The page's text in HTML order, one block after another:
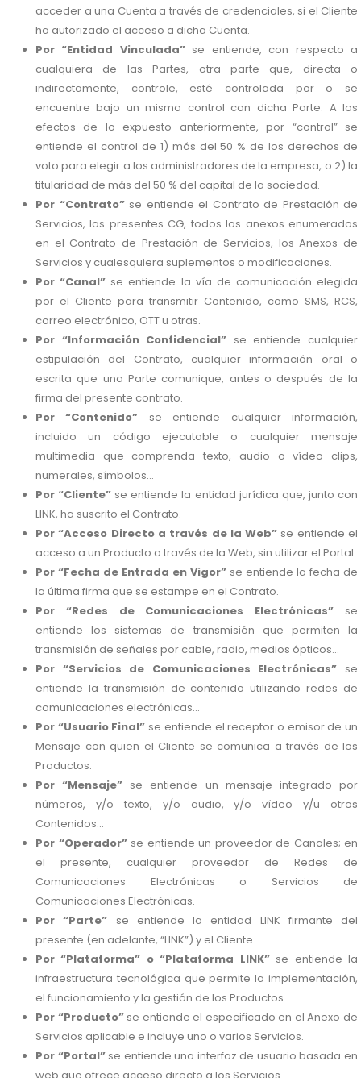
acceder a una Cuenta a través de credenciales, si el Cliente
ha autorizado el acceso a dicha Cuenta.
Por “Entidad Vinculada”se entiende, con respecto a
cualquiera de las Partes, otra parte que, directa o
indirectamente, controle, esté controlada por o se
encuentre bajo un mismo control con dicha Parte. A los
efectos de lo expuesto anteriormente, por “control” se
entiende el control de 1) más del 50 % de los derechos de
voto para elegir a los administradores de la empresa, o 2) la
titularidad de más del 50 % del capital de la sociedad.
Por “Contrato”se entiende el Contrato de Prestación de
Servicios, las presentes CG, todos los anexos enumerados
en el Contrato de Prestación de Servicios, los Anexos de
Servicios y cualesquiera suplementos o modificaciones.
Por “Canal” se entiende la vía de comunicación elegida
por el Cliente para transmitir Contenido, como SMS, RCS,
correo electrónico, OTT u otras.
Por “Información Confidencial” se entiende cualquier
estipulación del Contrato, cualquier información oral o
escrita que una Parte comunique, antes o después de la
firma del presente contrato.
Por “Contenido” se entiende cualquier información,
incluido un código ejecutable o cualquier mensaje
multimedia que comprenda texto, audio o vídeo clips,
numerales, símbolos...
Por “Cliente” se entiende la entidad jurídica que, junto con
LINK, ha suscrito el Contrato.
Por “Acceso Directo a través de la Web” se entiende el
acceso a un Producto a través de la Web, sin utilizar el Portal.
Por “Fecha de Entrada en Vigor” se entiende la fecha de
la última firma que se estampe en el Contrato.
Por “Redes de Comunicaciones Electrónicas” se
entiende los sistemas de transmisión que permiten la
transmisión de señales por cable, radio, medios ópticos...
Por “Servicios de Comunicaciones Electrónicas” se
entiende la transmisión de contenido utilizando redes de
comunicaciones electrónicas...
Por “Usuario Final” se entiende el receptor o emisor de un
Mensaje con quien el Cliente se comunica a través de los
Productos.
Por “Mensaje” se entiende un mensaje integrado por
números, y/o texto, y/o audio, y/o vídeo y/u otros
Contenidos...
Por “Operador”se entiende un proveedor de Canales; en
el presente, cualquier proveedor de Redes de
Comunicaciones Electrónicas o Servicios de
Comunicaciones Electrónicas.
Por “Parte” se entiende la entidad LINK firmante del
presente (en adelante, “LINK”) y el Cliente.
Por “Plataforma” o “Plataforma LINK”se entiende la
infraestructura tecnológica que permite la implementación,
el funcionamiento y la gestión de los Productos.
Por “Producto”se entiende el especificado en el Anexo de
Servicios aplicable e incluye uno o varios Servicios.
Por “Portal”se entiende una interfaz de usuario basada en